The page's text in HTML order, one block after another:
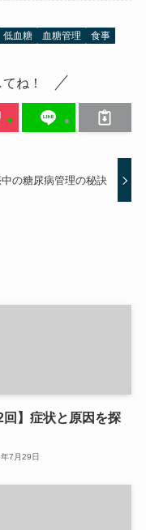
低血糖 血糖管理 食事
ね！
の糖尿病管理の秘訣
2回】症状と原因を探
7月29日